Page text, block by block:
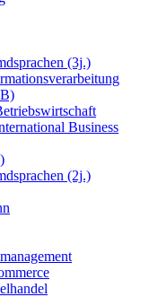
(3j.)
Business
(2j.)